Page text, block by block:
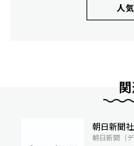
人
朝日新聞
朝日新聞（デ